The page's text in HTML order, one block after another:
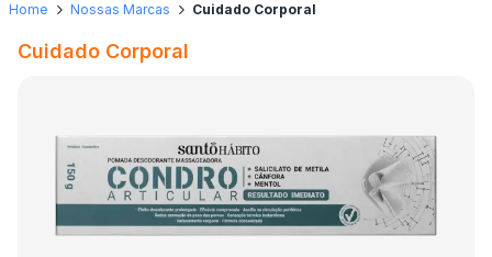
Home Nossas Marcas Cuidado Corporal
Cuidado Corporal